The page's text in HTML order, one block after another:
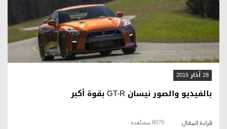
قراءة المقال
28 آذار 2016
بالفيديو والصور نيسان GT-R بقوة أكبر
قراءة المقال 8070 مشاهدة